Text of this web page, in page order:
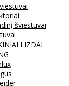
šviestuvai
LIZDAI